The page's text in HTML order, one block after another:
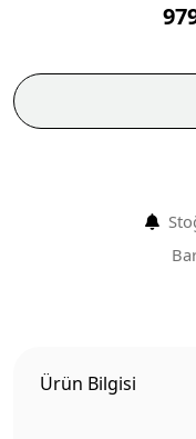
Ürün Bilgisi